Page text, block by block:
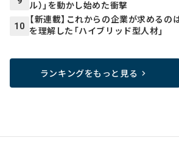
ル）」を動かし始めた衝撃
10
【新連載】これからの企業が求める
を理解した「ハイブリッド型人材」
ランキングをもっと見る